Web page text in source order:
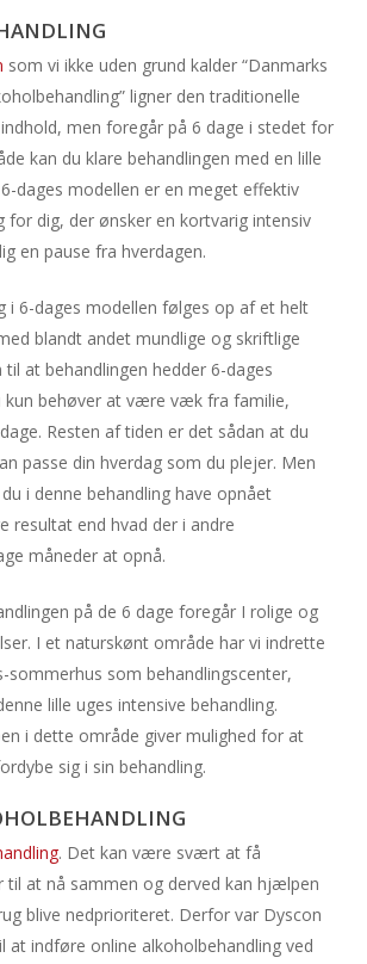
som vi ikke uden grund kalder “Danmarks
ligner den traditionelle
men foregår på 6 dage i stedet for
kan du klare behandlingen med en lille
dages modellen er en meget effektiv
for dig, der ønsker en kortvarig intensiv
en pause fra hverdagen.
i 6-dages modellen følges op af et helt
blandt andet mundlige og skriftlige
til at behandlingen hedder 6-dages
kun behøver at være væk fra familie,
Resten af tiden er det sådan at du
passe din hverdag som du plejer. Men
i denne behandling have opnået
resultat end hvad der i andre
måneder at opnå.
på de 6 dage foregår I rolige og
I et naturskønt område har vi indrette
som behandlingscenter,
lille uges intensive behandling.
i dette område giver mulighed for at
sig i sin behandling.
. Det kan være svært at få
til at nå sammen og derved kan hjælpen
blive nedprioriteret. Derfor var Dyscon
at indføre online alkoholbehandling ved